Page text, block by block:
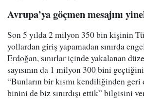
Avrupa’ya göçmen mesajını
Son 5 yılda 2 milyon 350 bin kişinin
yollardan giriş yapamadan sınırda
Erdoğan, sınırlar içinde yakalanan
sayısının da 1 milyon 300 bini
“Bunların bir kısmı kendiliğinden geri
binini de biz sınırdışı ettik” bilgisini